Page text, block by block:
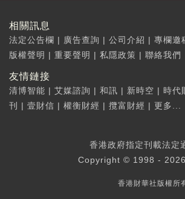
相關訊息
法定公告欄 | 廣告查詢 | 公司介紹 | 專欄邀
版權聲明 | 重要聲明 | 私隱政策 | 聯絡我們
友情鏈接
清博智能 | 艾媒諮詢 | 和訊 | 新時空 | 時代
刊
| 壹財信 | 權衡財經 | 攬富財經 | 更多...
香港政府指定刊載法定
Copyright © 1998 - 2026
香港財華社版權所